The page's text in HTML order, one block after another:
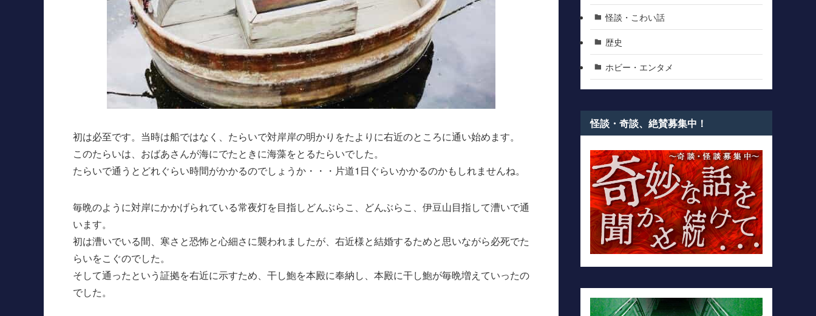
初は必至です。当時は船ではなく、たらいで対岸岸の明かりをたよりに右近のところに通い始めます。
このたらいは、おばあさんが海にでたときに海藻をとるたらいでした。
たらいで通うとどれぐらい時間がかかるのでしょうか・・・片道1日ぐらいかかるのかもしれませんね。
毎晩のように対岸にかかげられている常夜灯を目指しどんぶらこ、どんぶらこ、伊豆山目指して漕いで通
います。
初は漕いでいる間、寒さと恐怖と心細さに襲われましたが、右近様と結婚するためと思いながら必死でた
らいをこぐのでした。
そして通ったという証拠を右近に示すため、干し鮑を本殿に奉納し、本殿に干し鮑が毎晩増えていったの
でした。
怪談・こわい話
歴史
ホビー・エンタメ
怪談・奇談、絶賛募集中！